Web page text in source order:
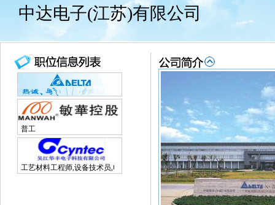
中达电子(江苏)有限公司
普工
工艺材料工程师,设备技术员,电子研发工程师